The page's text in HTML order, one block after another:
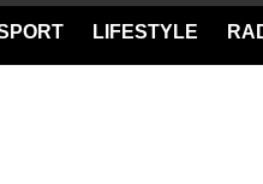
LIFESTYLE